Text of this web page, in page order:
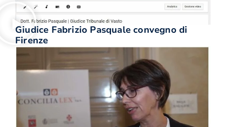
Giudice Fabrizio Pasquale convegno di
Firenze